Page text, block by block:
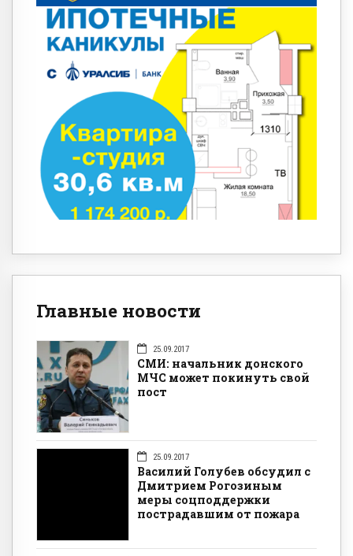
Главные новости
25.09.2017
СМИ: начальник донского
МЧС может покинуть свой
пост
25.09.2017
Василий Голубев обсудил с
Дмитрием Рогозиным
меры соцподдержки
пострадавшим от пожара